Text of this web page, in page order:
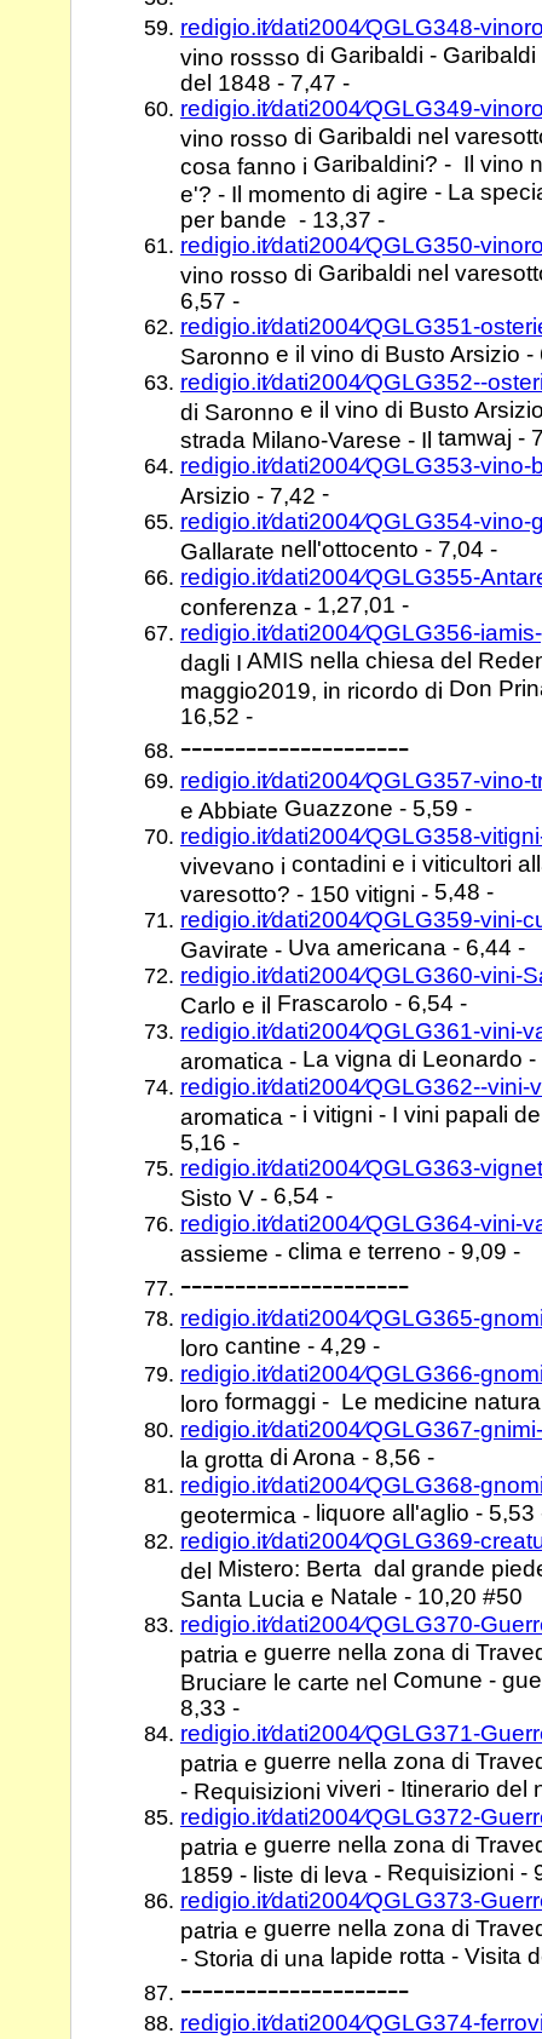
redigio.it⁄dati2004⁄QGLG348-
vino rossso di Garibaldi -
del 1848 - 7,47 -
redigio.it⁄dati2004⁄QGLG349-
vino rosso di Garibaldi nel
cosa fanno i Garibaldini? - Il vino
e'? - Il momento di agire - La
per bande - 13,37 -
redigio.it⁄dati2004⁄QGLG350-
vino rosso di Garibaldi nel
6,57 -
redigio.it⁄dati2004⁄QGLG351-
Saronno e il vino di Busto Arsizio -
redigio.it⁄dati2004⁄QGLG352--
di Saronno e il vino di Busto
strada Milano-Varese - Il tamwaj -
redigio.it⁄dati2004⁄QGLG353-
Arsizio - 7,42 -
redigio.it⁄dati2004⁄QGLG354-
Gallarate nell'ottocento - 7,04 -
redigio.it⁄dati2004⁄QGLG355-
conferenza - 1,27,01 -
redigio.it⁄dati2004⁄QGLG356-
dagli I AMIS nella chiesa del
maggio2019, in ricordo di Don
16,52 -
---------------------
redigio.it⁄dati2004⁄QGLG357-
e Abbiate Guazzone - 5,59 -
redigio.it⁄dati2004⁄QGLG358-
vivevano i contadini e i viticultori
varesotto? - 150 vitigni - 5,48 -
redigio.it⁄dati2004⁄QGLG359-vini-
Gavirate - Uva americana - 6,44 -
redigio.it⁄dati2004⁄QGLG360-vini-
Carlo e il Frascarolo - 6,54 -
redigio.it⁄dati2004⁄QGLG361-vini-
aromatica - La vigna di Leonardo -
redigio.it⁄dati2004⁄QGLG362--
aromatica - i vitigni - I vini papali
5,16 -
redigio.it⁄dati2004⁄QGLG363-
Sisto V - 6,54 -
redigio.it⁄dati2004⁄QGLG364-vini-
assieme - clima e terreno - 9,09 -
---------------------
redigio.it⁄dati2004⁄QGLG365-
loro cantine - 4,29 -
redigio.it⁄dati2004⁄QGLG366-
loro formaggi - Le medicine
redigio.it⁄dati2004⁄QGLG367-
la grotta di Arona - 8,56 -
redigio.it⁄dati2004⁄QGLG368-
geotermica - liquore all'aglio - 5,53
redigio.it⁄dati2004⁄QGLG369-
del Mistero: Berta dal grande
Santa Lucia e Natale - 10,20 #50
redigio.it⁄dati2004⁄QGLG370-
patria e guerre nella zona di
Bruciare le carte nel Comune -
8,33 -
redigio.it⁄dati2004⁄QGLG371-
patria e guerre nella zona di
- Requisizioni viveri - Itinerario del
redigio.it⁄dati2004⁄QGLG372-
patria e guerre nella zona di
1859 - liste di leva - Requisizioni -
redigio.it⁄dati2004⁄QGLG373-
patria e guerre nella zona di
- Storia di una lapide rotta - Visita
---------------------
redigio.it⁄dati2004⁄QGLG374-